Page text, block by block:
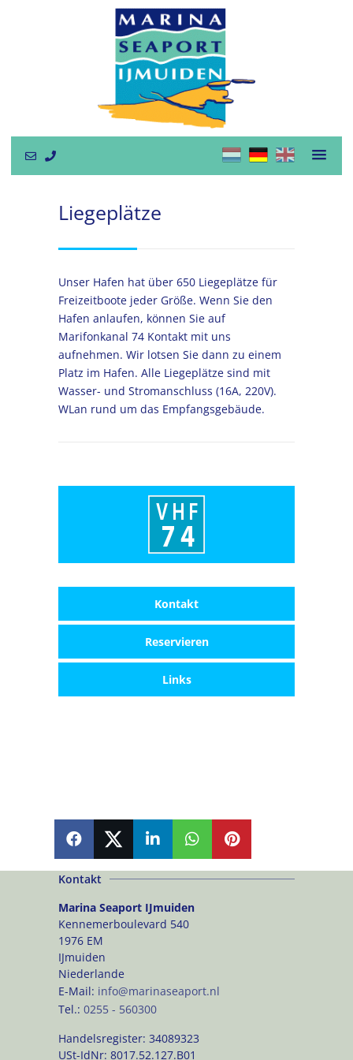
Liegeplätze
Unser Hafen hat über 650 Liegeplätze für
Freizeitboote jeder Größe. Wenn Sie den
Hafen anlaufen, können Sie auf
Marifonkanal 74 Kontakt mit uns
aufnehmen. Wir lotsen Sie dann zu einem
Platz im Hafen. Alle Liegeplätze sind mit
Wasser- und Stromanschluss (16A, 220V).
WLan rund um das Empfangsgebäude.
Kontakt
Reservieren
Links
SHARE SHARE SHARE PIN
Kontakt
Marina Seaport IJmuiden
Kennemerboulevard 540
1976 EM
IJmuiden
Niederlande
E-Mail: info@marinaseaport.nl
Tel.: 0255 - 560300
Handelsregister: 34089323
USt-IdNr: 8017.52.127.B01